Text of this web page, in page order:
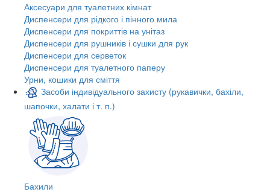
Аксесуари для туалетних кімнат
Диспенсери для рідкого і пінного мила
Диспенсери для покриттів на унітаз
Диспенсери для рушників і сушки для рук
Диспенсери для серветок
Диспенсери для туалетного паперу
Урни, кошики для сміття
Засоби індивідуального захисту (рукавички, бахіли,
шапочки, халати і т. п.)
Бахили